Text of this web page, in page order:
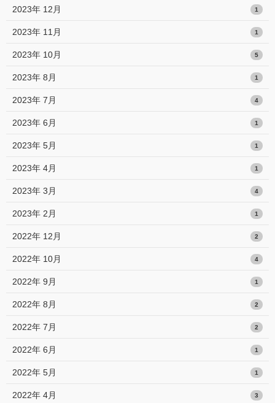
2023年 12月 1
2023年 11月 1
2023年 10月 5
2023年 8月 1
2023年 7月 4
2023年 6月 1
2023年 5月 1
2023年 4月 1
2023年 3月 4
2023年 2月 1
2022年 12月 2
2022年 10月 4
2022年 9月 1
2022年 8月 2
2022年 7月 2
2022年 6月 1
2022年 5月 1
2022年 4月 3